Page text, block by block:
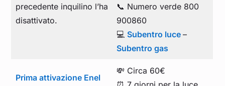
precedente inquilino l’ha
disattivato.
📞 Numero verde 800
900860
💻 Subentro luce–
Subentro gas
Prima attivazione Enel
💸 Circa 60€